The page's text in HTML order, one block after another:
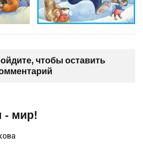
чтобы оставить
- мир!